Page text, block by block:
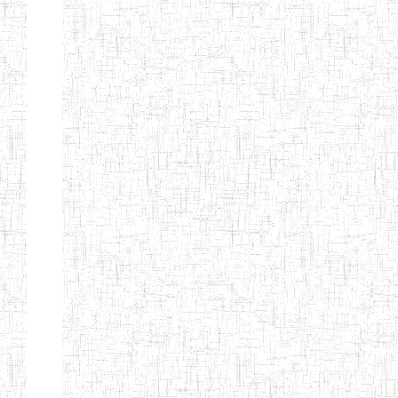
Afficher Page 7 sur 13 Total: 307
Début Préc. 2 3 4 5 6
7
Suivant
Fin
MOKOLO
Etablissements
d'enseignement